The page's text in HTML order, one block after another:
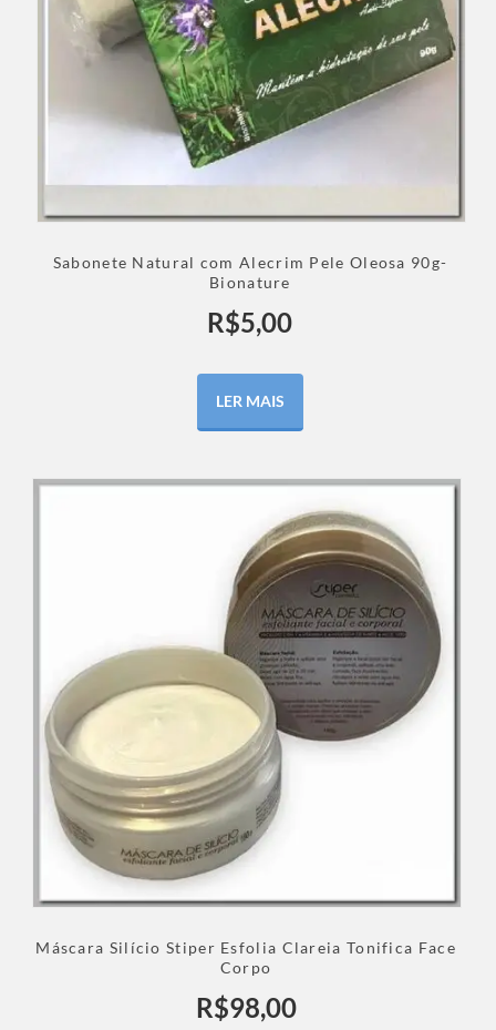
Sabonete Natural com Alecrim Pele Oleosa 90g-
Bionature
R$5,00
LER MAIS
Máscara Silício Stiper Esfolia Clareia Tonifica Face
Corpo
R$98,00